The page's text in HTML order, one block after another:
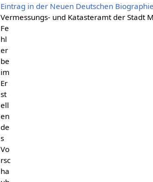
Eintrag in der Neuen Deutschen
Vermessungs- und Katasteramt der Stadt
Fe
hl
er
be
im
Er
st
ell
en
de
s
Vo
rsc
ha